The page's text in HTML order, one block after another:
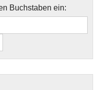
Buchstaben ein: